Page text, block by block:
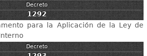
Decreto
1292
para la Aplicación de la Ley de
Decreto